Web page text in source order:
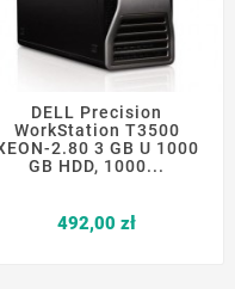
DELL Precision
WorkStation T3500
2.80 3 GB U 1000
GB HDD, 1000...
492,00 złCena